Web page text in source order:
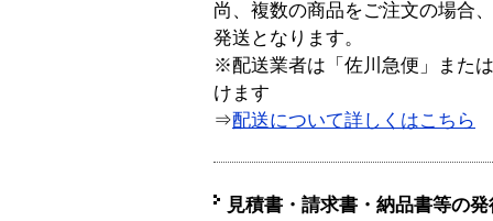
尚、複数の商品をご注文の場合
発送となります。
※配送業者は「佐川急便」また
けます
⇒配送について詳しくはこちら
見積書・請求書・納品書等の